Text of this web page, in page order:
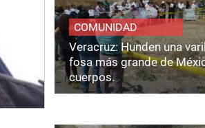
COMUNIDAD
Veracruz: Hunden una
fosa más grande de
cuerpos.